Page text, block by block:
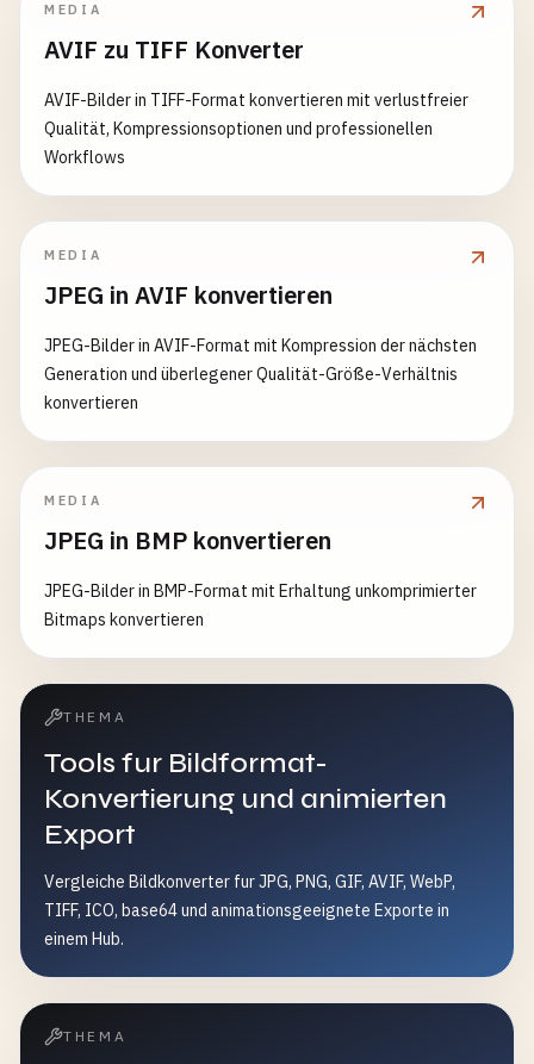
MEDIA
AVIF zu TIFF Konverter
AVIF-Bilder in TIFF-Format konvertieren mit verlustfreier
Qualität, Kompressionsoptionen und professionellen
Workflows
MEDIA
JPEG in AVIF konvertieren
JPEG-Bilder in AVIF-Format mit Kompression der nächsten
Generation und überlegener Qualität-Größe-Verhältnis
konvertieren
MEDIA
JPEG in BMP konvertieren
JPEG-Bilder in BMP-Format mit Erhaltung unkomprimierter
Bitmaps konvertieren
THEMA
Tools fur Bildformat-
Konvertierung und animierten
Export
Vergleiche Bildkonverter fur JPG, PNG, GIF, AVIF, WebP,
TIFF, ICO, base64 und animationsgeeignete Exporte in
einem Hub.
THEMA